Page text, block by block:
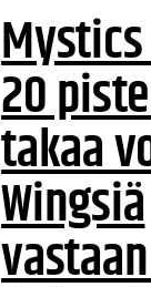
20
takaa
Wingsiä